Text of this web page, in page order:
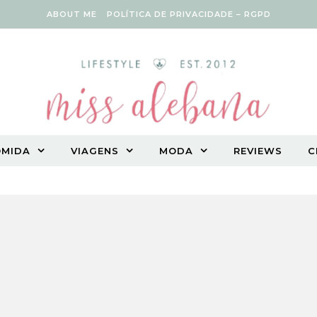
ABOUT ME POLÍTICA DE PRIVACIDADE – RGPD
VIAGENS MODA REVIEWS